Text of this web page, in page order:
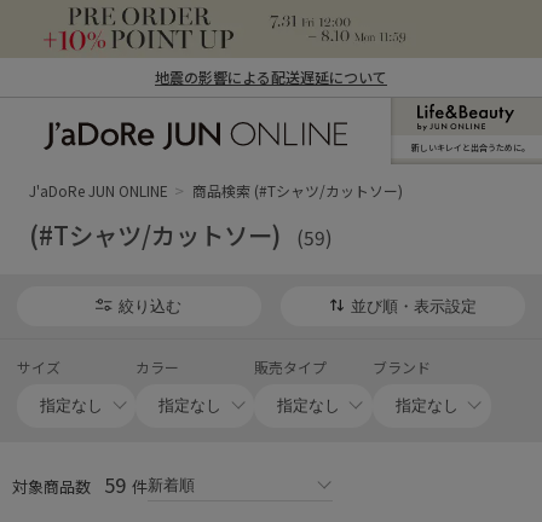
地震の影響による配送遅延について
ン オンライン）
新しいキレイと出合うために。
J'aDoRe JUN ONLINE 商品検索 (#Tシャツ/カットソー)
(#Tシャツ/カットソー) (59)
絞り込む 並び順・表示設定
サイズ カラー 販売タイプ ブランド
対象商品数 59 件